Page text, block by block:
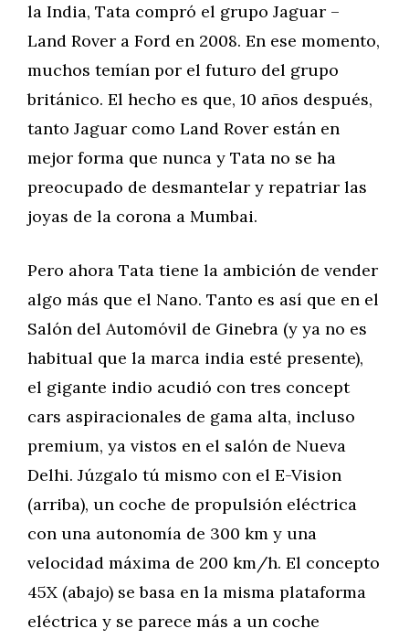
la India, Tata compró el grupo Jaguar –
Land Rover a Ford en 2008. En ese momento,
muchos temían por el futuro del grupo
británico. El hecho es que, 10 años después,
tanto Jaguar como Land Rover están en
mejor forma que nunca y Tata no se ha
preocupado de desmantelar y repatriar las
joyas de la corona a Mumbai.
Pero ahora Tata tiene la ambición de vender
algo más que el Nano. Tanto es así que en el
Salón del Automóvil de Ginebra (y ya no es
habitual que la marca india esté presente),
el gigante indio acudió con tres concept
cars aspiracionales de gama alta, incluso
premium, ya vistos en el salón de Nueva
Delhi. Júzgalo tú mismo con el E-Vision
(arriba), un coche de propulsión eléctrica
con una autonomía de 300 km y una
velocidad máxima de 200 km/h. El concepto
45X (abajo) se basa en la misma plataforma
eléctrica y se parece más a un coche